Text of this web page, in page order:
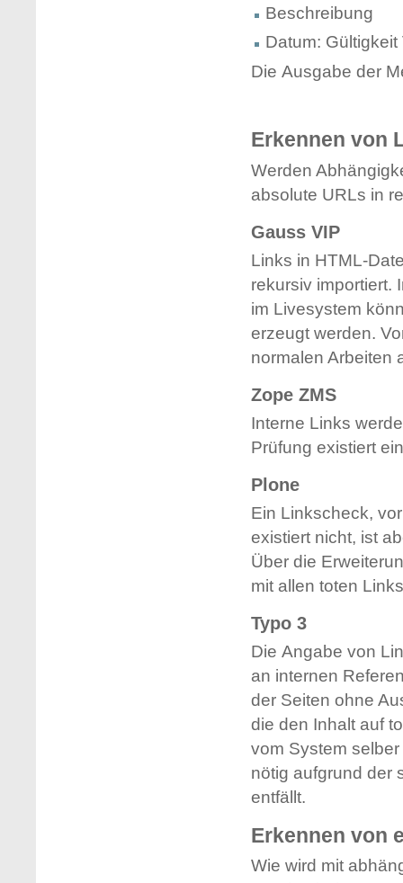
Beschreibung
Datum:
Die Ausgabe der
Erkennen von
Werden
absolute URLs in
Gauss VIP
Links in HTML-
rekursiv importiert.
im Livesystem
erzeugt werden.
normalen Arbeiten
Zope ZMS
Interne Links
Prüfung existiert
Plone
Ein Linkscheck,
existiert nicht, ist
Über die
mit allen toten
Typo 3
Die Angabe von
an internen
der Seiten ohne
die den Inhalt auf
vom System
nötig aufgrund der
entfällt.
Erkennen von
Wie wird mit